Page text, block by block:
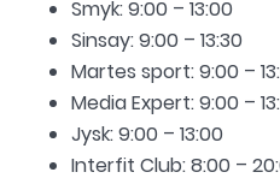
Smyk: 9:00 – 13:00
Sinsay: 9:00 – 13:30
Martes sport: 9:00 –
Media Expert: 9:00 –
Jysk: 9:00 – 13:00
Interfit Club: 8:00 –